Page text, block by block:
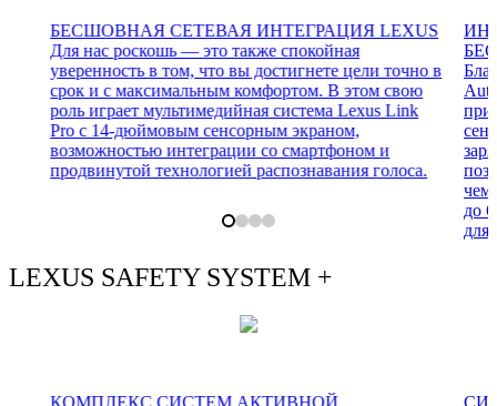
БЕСШОВНАЯ СЕТЕВАЯ ИНТЕГРАЦИЯ LEXUS
Для нас роскошь — это также спокойная
уверенность в том, что вы достигнете цели точно в
срок и с максимальным комфортом. В этом свою
роль играет мультимедийная система Lexus Link
Pro с 14-дюймовым сенсорным экраном,
возможностью интеграции со смартфоном и
продвинутой технологией распознавания голоса.
чем
до
для
LEXUS SAFETY SYSTEM +
КОМПЛЕКС СИСТЕМ АКТИВНОЙ